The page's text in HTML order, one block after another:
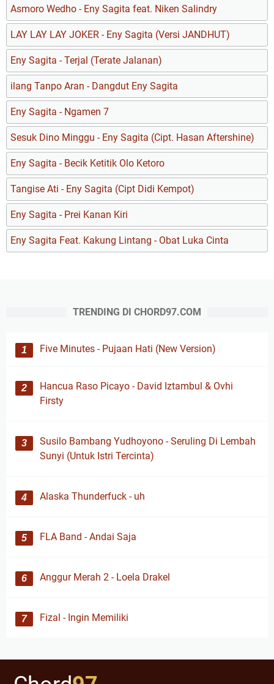
Asmoro Wedho - Eny Sagita feat. Niken Salindry
LAY LAY LAY JOKER - Eny Sagita (Versi JANDHUT)
Eny Sagita - Terjal (Terate Jalanan)
ilang Tanpo Aran - Dangdut Eny Sagita
Eny Sagita - Ngamen 7
Sesuk Dino Minggu - Eny Sagita (Cipt. Hasan Aftershine)
Eny Sagita - Becik Ketitik Olo Ketoro
Tangise Ati - Eny Sagita (Cipt Didi Kempot)
Eny Sagita - Prei Kanan Kiri
Eny Sagita Feat. Kakung Lintang - Obat Luka Cinta
TRENDING DI CHORD97.COM
Five Minutes - Pujaan Hati (New Version)
Hancua Raso Picayo - David Iztambul & Ovhi
Firsty
Susilo Bambang Yudhoyono - Seruling Di Lembah
Sunyi (Untuk Istri Tercinta)
Alaska Thunderfuck - uh
FLA Band - Andai Saja
Anggur Merah 2 - Loela Drakel
Fizal - Ingin Memiliki